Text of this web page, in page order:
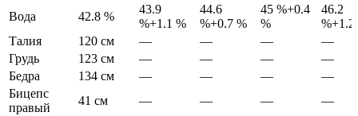
Вода
42.8 %
43.9
%+1.1 %
44.6
%+0.7 %
45 %+0.4
%
46.2
%+1.2
Талия
120 см — — —
—
Грудь
123 см — — —
—
Бедра
134 см — — —
—
Бицепс
правый
41 см — — —
—